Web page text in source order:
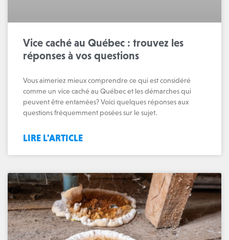
Vice caché au Québec : trouvez les
réponses à vos questions
Vous aimeriez mieux comprendre ce qui est considéré
comme un vice caché au Québec et les démarches qui
peuvent être entamées? Voici quelques réponses aux
questions fréquemment posées sur le sujet.
LIRE L'ARTICLE